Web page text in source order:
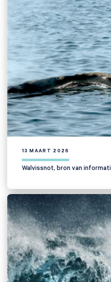
Zoeken naar
Anderen zochten ook
13 MAART 2026
Walvissnot, bron van